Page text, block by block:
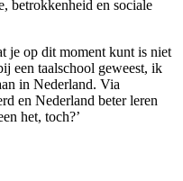
betrokkenheid en sociale
je op dit moment kunt is niet
een taalschool geweest, ik
in Nederland. Via
en Nederland beter leren
het, toch?’